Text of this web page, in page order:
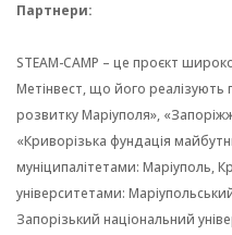
Партнери:
STEAM-CAMP – це проєкт
Метінвест, що його реалізують
розвитку Маріуполя»,
«Криворізька фундація
муніципалітетами: Маріуполь,
університетами:
Запорізький національний